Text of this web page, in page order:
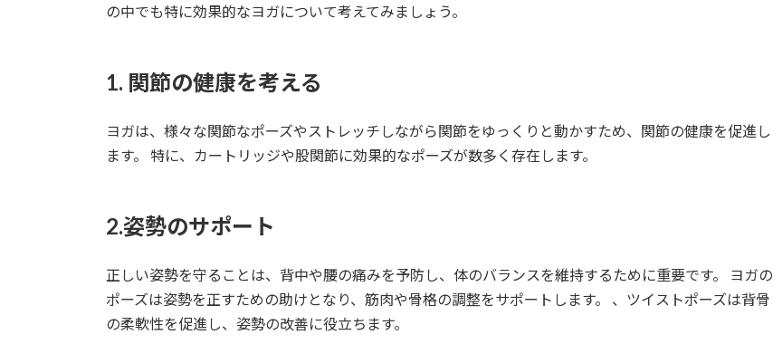
の中でも特に効果的なヨガについて考えてみましょう。
1. 関節の健康を考える
ヨガは、様々な関節なポーズやストレッチしながら関節をゆっくりと動かすため、関節の健康を促進し
ます。 特に、カートリッジや股関節に効果的なポーズが数多く存在します。
2.姿勢のサポート
正しい姿勢を守ることは、背中や腰の痛みを予防し、体のバランスを維持するために重要です。 ヨガの
ポーズは姿勢を正すための助けとなり、筋肉や骨格の調整をサポートします。 、ツイストポーズは背骨
の柔軟性を促進し、姿勢の改善に役立ちます。